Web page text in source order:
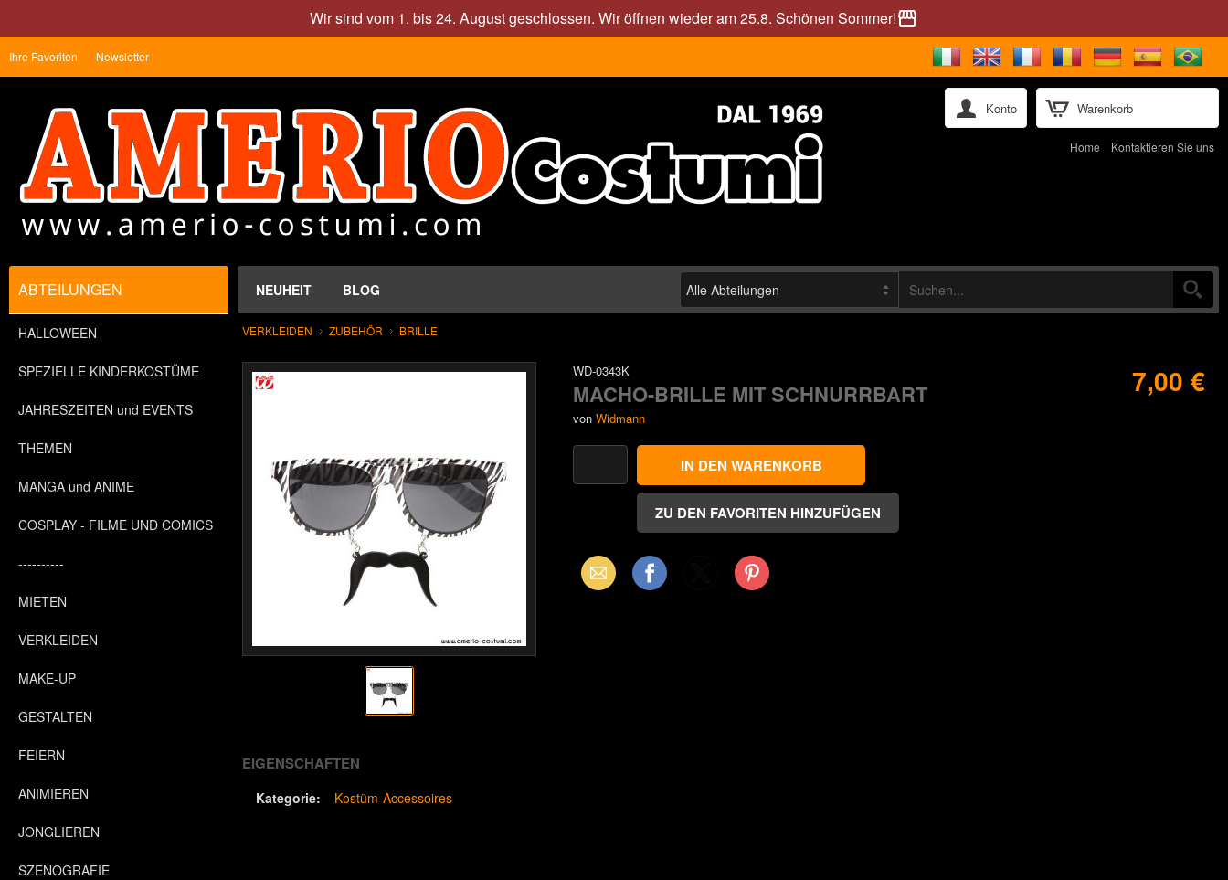
Wir sind vom 1. bis 24. August geschlossen. Wir öffnen wieder am 25.8. Schönen Sommer!storefront
Warenkorb
Ihre Favoriten Newsletter
Konto
Home Kontaktieren Sie uns
NEUHEIT BLOG
ABTEILUNGEN
HALLOWEEN
SPEZIELLE KINDERKOSTÜME
JAHRESZEITEN und EVENTS
THEMEN
MANGA und ANIME
COSPLAY - FILME UND COMICS
----------
MIETEN
VERKLEIDEN
MAKE-UP
GESTALTEN
FEIERN
ANIMIEREN
JONGLIEREN
SZENOGRAFIE
VERKLEIDEN ZUBEHÖR BRILLE
WD-0343K
MACHO-BRILLE MIT SCHNURRBART
von Widmann
7,00 €
Email Facebook Pinterest
EIGENSCHAFTEN
Kategorie: Kostüm-Accessoires